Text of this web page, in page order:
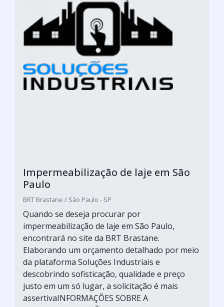
Impermeabilização de laje em São
Paulo
BRT Brastane / São Paulo - SP
Quando se deseja procurar por
impermeabilização de laje em São Paulo,
encontrará no site da BRT Brastane.
Elaborando um orçamento detalhado por meio
da plataforma Soluções Industriais e
descobrindo sofisticação, qualidade e preço
justo em um só lugar, a solicitação é mais
assertivaINFORMAÇÕES SOBRE A